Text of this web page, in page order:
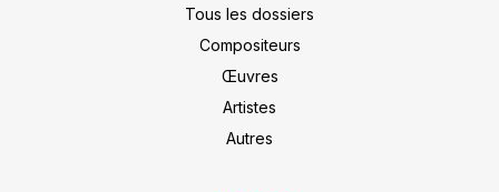
Tous les dossiers
Compositeurs
Œuvres
Artistes
Autres